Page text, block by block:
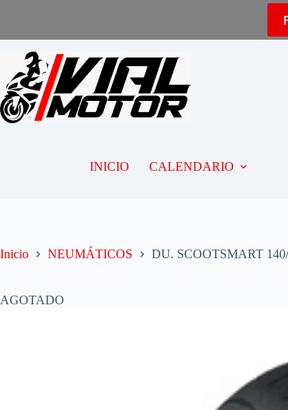
INICIO CALENDARIO
Inicio NEUMÁTICOS DU. SCOOTSMART
AGOTADO